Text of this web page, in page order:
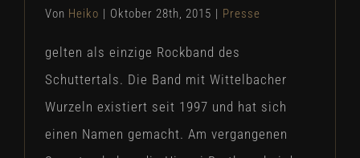
Von Heiko | Oktober 28th, 2015 | Presse
gelten als einzige Rockband des
Schuttertals. Die Band mit Wittelbacher
Wurzeln existiert seit 1997 und hat sich
einen Namen gemacht. Am vergangenen